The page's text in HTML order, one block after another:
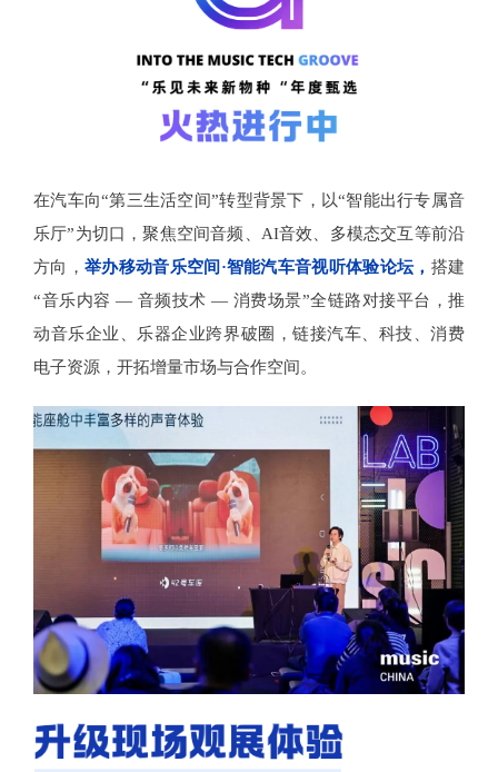
在汽车向“第三生活空间”转型背景下，以“智能出行专属音
乐厅”为切口，聚焦空间音频、AI音效、多模态交互等前沿
方向， 举办移动音乐空间·智能汽车音视听体验论坛， 搭建
“音乐内容 — 音频技术 — 消费场景”全链路对接平台，推
动音乐企业、乐器企业跨界破圈，链接汽车、科技、消费
电子资源，开拓增量市场与合作空间。